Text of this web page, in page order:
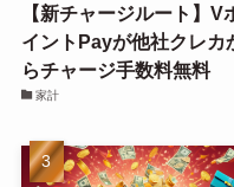
【新チャージルート】V
イントPayが他社クレカ
らチャージ手数料無料
家計